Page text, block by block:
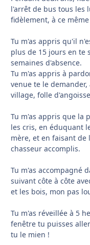
l'arrêt de bus tous les
fidèlement, à ce
Tu m'as appris qu'il
plus de 15 jours en te
semaines d'absence.
Tu m'as appris à
venue te le
village, folle
Tu m'as appris que la
les cris, en éduquant
mère, et en faisant
chasseur accomplis.
Tu m'as accompagné
suivant côte à côte
et les bois, mon pas
Tu m'as réveillée à 5
fenêtre tu puisses
tu le mien !